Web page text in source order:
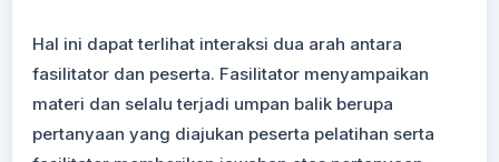
Hal ini dapat terlihat interaksi dua arah antara
fasilitator dan peserta. Fasilitator menyampaikan
materi dan selalu terjadi umpan balik berupa
pertanyaan yang diajukan peserta pelatihan serta